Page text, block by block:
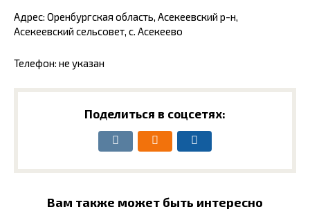
Адрес: Оренбургская область, Асекеевский р-н,
Асекеевский сельсовет, с. Асекеево
Телефон: не указан
Поделиться в соцсетях:
Вам также может быть интересно